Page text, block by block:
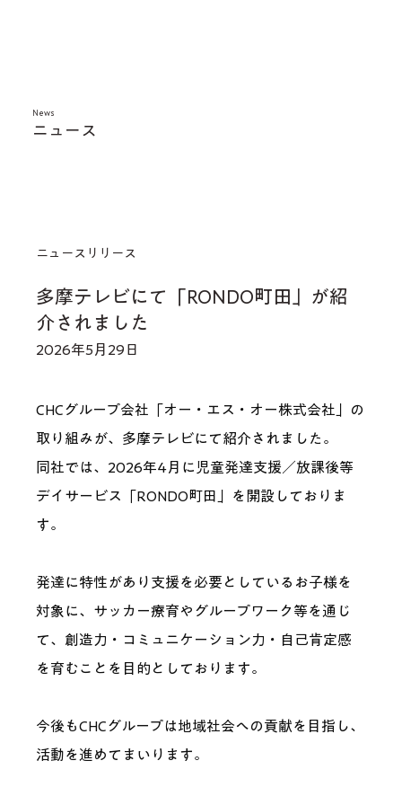
​ニュース
News
ニュースリリース
多摩テレビにて「RONDO町田」が紹
介されました
2026年5月29日
CHCグループ会社「オー・エス・オー株式会社」の
取り組みが、多摩テレビにて紹介されました。
同社では、2026年4月に児童発達支援／放課後等
デイサービス「RONDO町田」を開設しておりま
す。
発達に特性があり支援を必要としているお子様を
対象に、サッカー療育やグループワーク等を通じ
て、創造力・コミュニケーション力・自己肯定感
を育むことを目的としております。
今後もCHCグループは地域社会への貢献を目指し、
活動を進めてまいります。